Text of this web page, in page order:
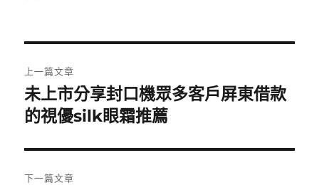
章
導
覽
上一篇文章
上
一
文
章:
未上市分享封口機眾多客戶屏東借款
的視優silk眼霜推薦
下一篇文章